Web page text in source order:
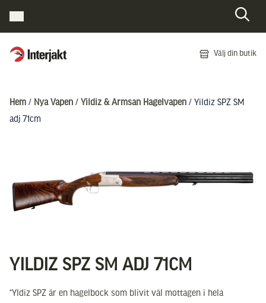
Interjakt SE Välj din butik
Hem / Nya Vapen / Yildiz & Armsan Hagelvapen / Yildiz SPZ SM
adj 71cm
YILDIZ SPZ SM ADJ 71CM
“Yldiz SPZ är en hagelbock som blivit väl mottagen i hela